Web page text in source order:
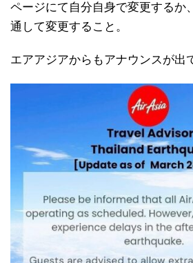
ページにて自分自身で変更するか
通して変更すること。
エアアジアからもアナウンスが出